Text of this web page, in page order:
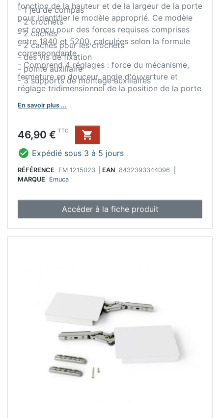
fonction de la hauteur et de la largeur de la porte
pour identifier le modèle approprié. Ce modèle
est conçu pour des forces requises comprises
entre 1840 et 5200, calculées selon la formule
correspondante.
- Comprend 4 réglages : force du mécanisme,
fermeture en douceur, angle d'ouverture et
réglage tridimensionnel de la position de la porte
- Fabriqué en acier et en plastique, finition gris
- 1 jeu de compas
- 2 crochets
- 2 caches
- 2 caches pour les crochets
- des vis de fixation
- pointe auxiliaire
- 3 supports de montage auxiliaires
En savoir plus ...
Prix
46,90 € TTC

 Expédié sous 3 à 5 jours
RÉFÉRENCE EM 1215023 EAN 8432393344096
MARQUE
Emuca
Accéder à la fiche produit